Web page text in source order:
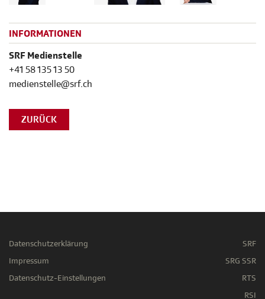
INFORMATIONEN
SRF Medienstelle
+41 58 135 13 50
medienstelle@srf.ch
ZURÜCK
Datenschutzerklärung
Impressum
Datenschutz-Einstellungen
SRF
SRG SSR
RTS
RSI